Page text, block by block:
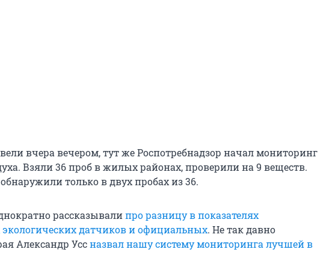
вчера вечером, тут же Роспотребнадзор начал мониторинг
Взяли 36 проб в жилых районах, проверили на 9 веществ.
только в двух пробах из 36.
рассказывалипро разницу в показателях
датчиков и официальных. Не так давно
Александр Уссназвал нашу систему мониторинга лучшей в